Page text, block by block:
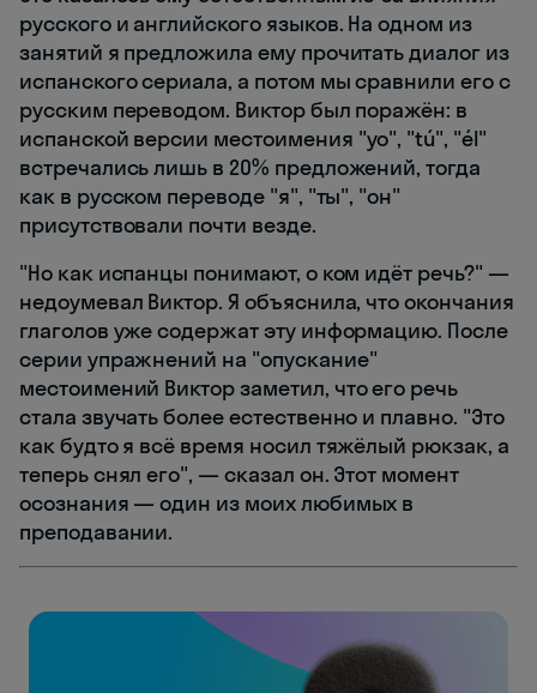
русского и английского языков. На одном из
занятий я предложила ему прочитать диалог из
испанского сериала, а потом мы сравнили его с
русским переводом. Виктор был поражён: в
испанской версии местоимения "yo", "tú", "él"
встречались лишь в 20% предложений, тогда
как в русском переводе "я", "ты", "он"
присутствовали почти везде.
"Но как испанцы понимают, о ком идёт речь?" —
недоумевал Виктор. Я объяснила, что окончания
глаголов уже содержат эту информацию. После
серии упражнений на "опускание"
местоимений Виктор заметил, что его речь
стала звучать более естественно и плавно. "Это
как будто я всё время носил тяжёлый рюкзак, а
теперь снял его", — сказал он. Этот момент
осознания — один из моих любимых в
преподавании.